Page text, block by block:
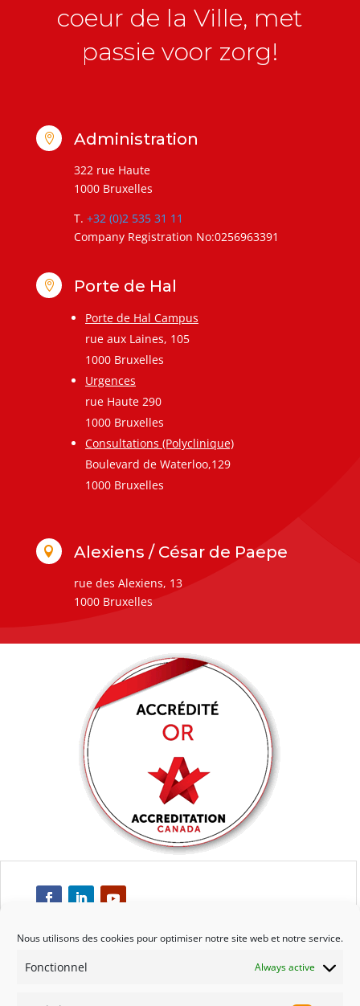
Nous utilisons des cookies pour optimiser notre site web et notre service.
Fonctionnel Always active
coeur de la Ville, met
passie voor zorg!
 Administration
322 rue Haute
1000 Bruxelles
T. +32 (0)2 535 31 11
Company Registration No:0256963391
 Porte de Hal
Porte de Hal Campus
rue aux Laines, 105
1000 Bruxelles
Urgences
rue Haute 290
1000 Bruxelles
Consultations (Polyclinique)
Boulevard de Waterloo,129
1000 Bruxelles
 Alexiens / César de Paepe
rue des Alexiens, 13
1000 Bruxelles
Respect